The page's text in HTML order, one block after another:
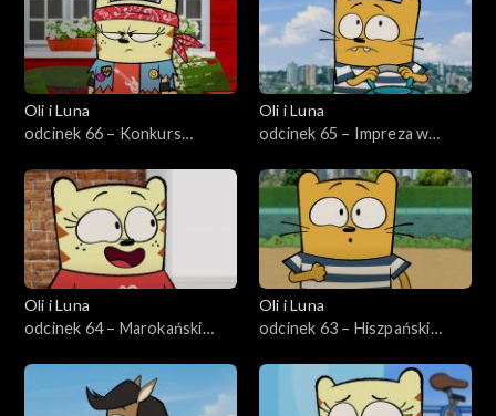
Oli i Luna
odcinek 66 – Konkurs
Oli i Luna
odcinek 65 – Impreza w
Oli i Luna
odcinek 64 – Marokański
Oli i Luna
odcinek 63 – Hiszpański